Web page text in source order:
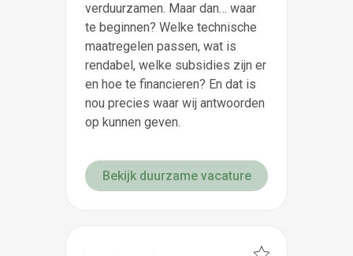
verduurzamen. Maar dan… waar
te beginnen? Welke technische
maatregelen passen, wat is
rendabel, welke subsidies zijn er
en hoe te financieren? En dat is
nou precies waar wij antwoorden
op kunnen geven.
Bekijk duurzame vacature